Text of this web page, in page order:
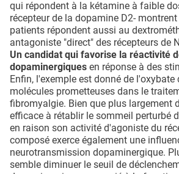
qui répondent à la kétamine à faible
récepteur de la dopamine D2-
patients répondent aussi au
antagoniste "direct" des récepteurs de
Un candidat qui favorise la réactivité
dopaminergiques en réponse à des
Enfin, l'exemple est donné de l'oxybate
molécules prometteuses dans le
fibromyalgie. Bien que plus largement
efficace à rétablir le sommeil perturbé
en raison son activité d'agoniste du
composé exerce également une
neurotransmission dopaminergique.
semble diminuer le seuil de